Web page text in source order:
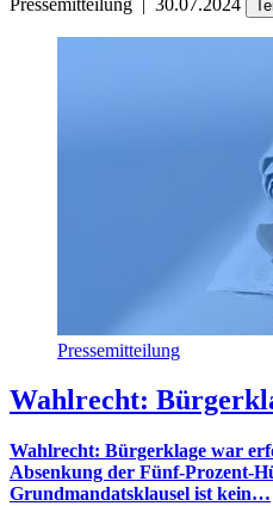
Pressemitteilung
Wahlrecht:
Wahlrecht: Bürgerklage war
Absenkung der Fünf-Prozent-
Grundmandatsklausel ist kein…